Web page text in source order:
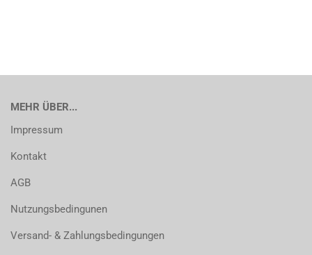
MEHR ÜBER...
Impressum
Kontakt
AGB
Nutzungsbedingunen
Versand- & Zahlungsbedingungen